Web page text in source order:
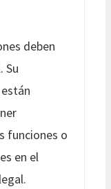
deben
Su
funciones o
en el